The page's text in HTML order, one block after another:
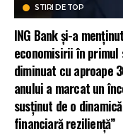
STIRI DE TOP
ING Bank și-a
economisirii în
diminuat cu aproape
anului a marcat un
susținut de o
financiară reziliență”